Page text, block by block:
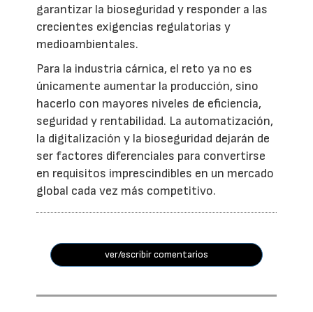
garantizar la bioseguridad y responder a las
crecientes exigencias regulatorias y
medioambientales.
Para la industria cárnica, el reto ya no es
únicamente aumentar la producción, sino
hacerlo con mayores niveles de eficiencia,
seguridad y rentabilidad. La automatización,
la digitalización y la bioseguridad dejarán de
ser factores diferenciales para convertirse
en requisitos imprescindibles en un mercado
global cada vez más competitivo.
ver/escribir comentarios